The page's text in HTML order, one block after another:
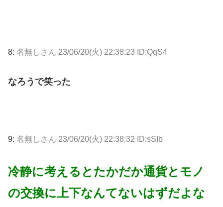
8: 名無しさん 23/06/20(火) 22:38:23 ID:QqS4
なろうで笑った
9: 名無しさん 23/06/20(火) 22:38:32 ID:sSIb
冷静に考えるとたかだか通貨とモノ
の交換に上下なんてないはずだよな